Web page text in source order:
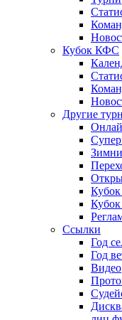
Кубок КФС
Другие
Ссылки
Год
Год
Видео